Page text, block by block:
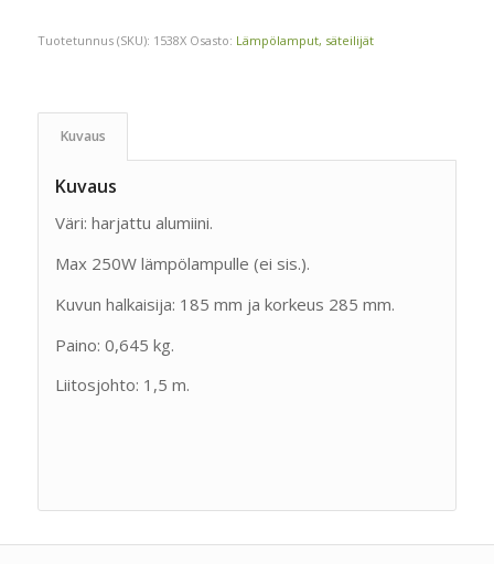
Tuotetunnus (SKU): 1538X Osasto: Lämpölamput, säteilijät
Kuvaus
Kuvaus
Väri: harjattu alumiini.
Max 250W lämpölampulle (ei sis.).
Kuvun halkaisija: 185 mm ja korkeus 285 mm.
Paino: 0,645 kg.
Liitosjohto: 1,5 m.